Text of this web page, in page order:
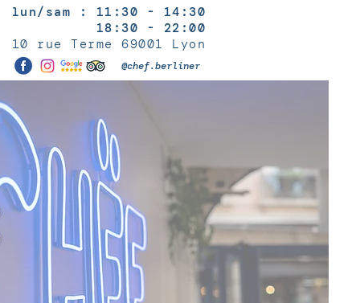
lun/sam : 11:30 - 14:30
18:30 - 22:00
10 rue Terme 69001 Lyon
@chef.berliner